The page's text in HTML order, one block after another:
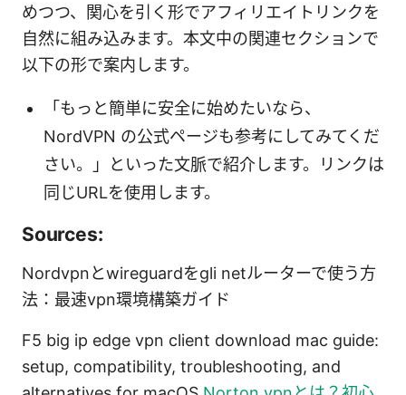
めつつ、関心を引く形でアフィリエイトリンクを
自然に組み込みます。本文中の関連セクションで
以下の形で案内します。
「もっと簡単に安全に始めたいなら、
NordVPN の公式ページも参考にしてみてくだ
さい。」といった文脈で紹介します。リンクは
同じURLを使用します。
Sources:
Nordvpnとwireguardをgli netルーターで使う方
法：最速vpn環境構築ガイド
F5 big ip edge vpn client download mac guide:
setup, compatibility, troubleshooting, and